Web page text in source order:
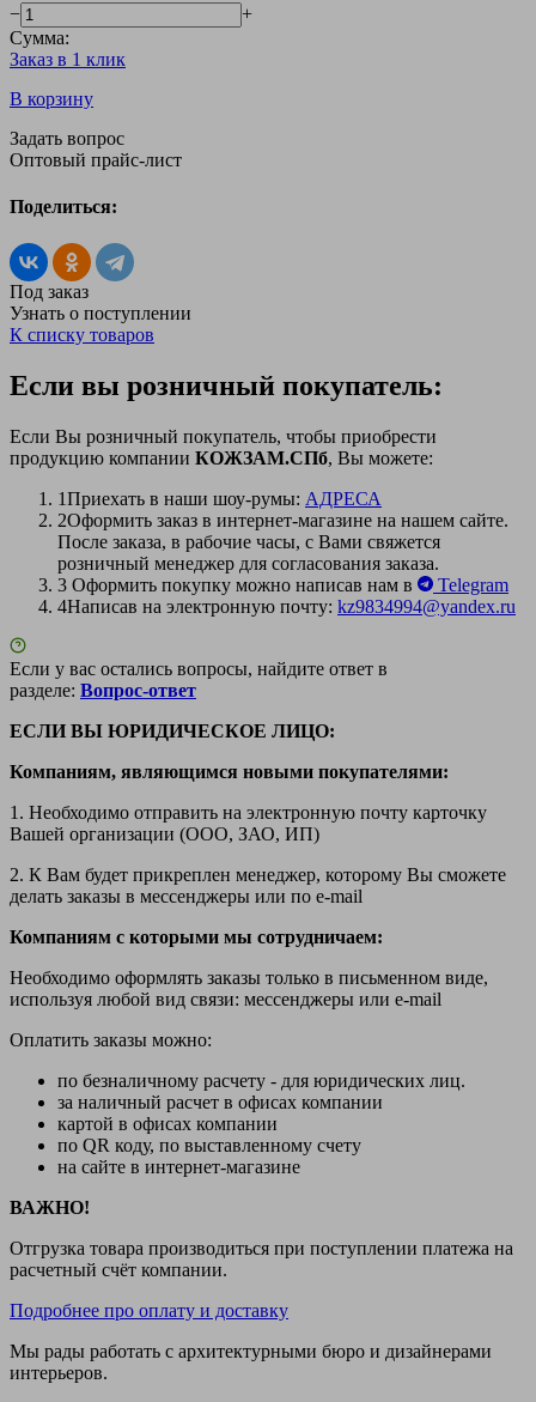
−
+
Сумма:
Заказ в 1 клик
В корзину
Задать вопрос
Оптовый прайс-лист
Поделиться:
Под заказ
Узнать о поступлении
К списку товаров
Если вы розничный покупатель:
Если Вы розничный покупатель, чтобы приобрести
продукцию компании КОЖЗАМ.СПб, Вы можете:
1Приехать в наши шоу-румы: АДРЕСА
2Оформить заказ в интернет-магазине на нашем сайте.
После заказа, в рабочие часы, с Вами свяжется
розничный менеджер для согласования заказа.
3 Оформить покупку можно написав нам в
Telegram
4Написав на электронную почту: kz9834994@yandex.ru
Если у вас остались вопросы, найдите ответ в
разделе: Вопрос-ответ
ЕСЛИ ВЫ ЮРИДИЧЕСКОЕ ЛИЦО:
Компаниям, являющимся новыми покупателями:
1. Необходимо отправить на электронную почту карточку
Вашей организации (ООО, ЗАО, ИП)
2. К Вам будет прикреплен менеджер, которому Вы сможете
делать заказы в мессенджеры или по e-mail
Компаниям с которыми мы сотрудничаем:
Необходимо оформлять заказы только в письменном виде,
используя любой вид связи: мессенджеры или e-mail
Оплатить заказы можно:
по безналичному расчету - для юридических лиц.
за наличный расчет в офисах компании
картой в офисах компании
по QR коду, по выставленному счету
на сайте в интернет-магазине
ВАЖНО!
Отгрузка товара производиться при поступлении платежа на
расчетный счёт компании.
Подробнее про оплату и доставку
Мы рады работать с архитектурными бюро и дизайнерами
интерьеров.